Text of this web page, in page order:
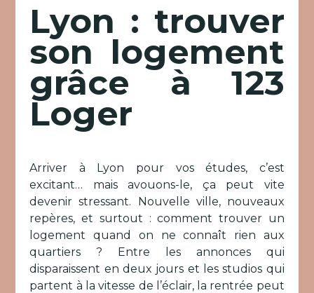
Lyon : trouver
son logement
grâce à 123
Loger
Arriver à Lyon pour vos études, c’est
excitant… mais avouons-le, ça peut vite
devenir stressant. Nouvelle ville, nouveaux
repères, et surtout : comment trouver un
logement quand on ne connaît rien aux
quartiers ? Entre les annonces qui
disparaissent en deux jours et les studios qui
partent à la vitesse de l’éclair, la rentrée peut